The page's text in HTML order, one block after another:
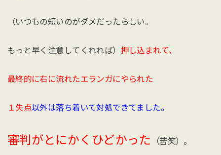
（いつもの短いのがダメだったらしい。
もっと早く注意してくれれば） 押し込まれて、
最終的に右に流れたエランガにやられた
１失点以外は落ち着いて対処できてました。
審判がとにかくひどかった （苦笑）。